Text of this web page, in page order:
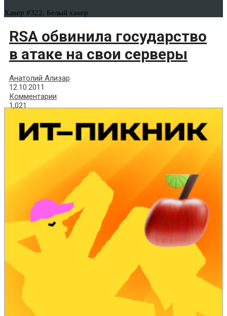
Хакер #322. Белый хакер
RSA обвинила государство
в атаке на свои серверы
Анатолий Ализар
12.10.2011
Комментарии
1,021